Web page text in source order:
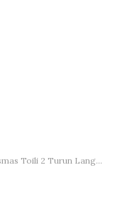
2 Turun Langsung Ke Desa